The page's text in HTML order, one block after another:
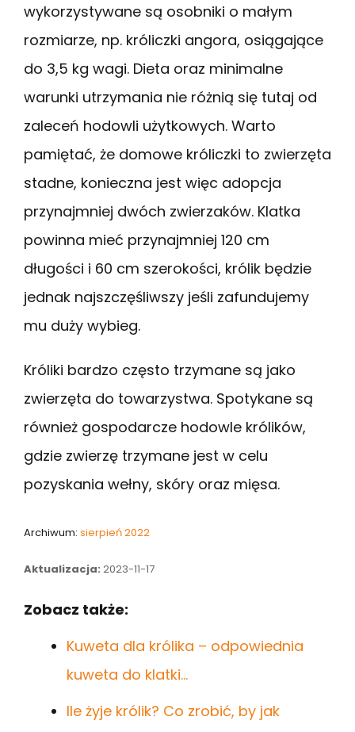
wykorzystywane są osobniki o małym
rozmiarze, np. króliczki angora, osiągające
do 3,5 kg wagi. Dieta oraz minimalne
warunki utrzymania nie różnią się tutaj od
zaleceń hodowli użytkowych. Warto
pamiętać, że domowe króliczki to zwierzęta
stadne, konieczna jest więc adopcja
przynajmniej dwóch zwierzaków. Klatka
powinna mieć przynajmniej 120 cm
długości i 60 cm szerokości, królik będzie
jednak najszczęśliwszy jeśli zafundujemy
mu duży wybieg.
Króliki bardzo często trzymane są jako
zwierzęta do towarzystwa. Spotykane są
również gospodarcze hodowle królików,
gdzie zwierzę trzymane jest w celu
pozyskania wełny, skóry oraz mięsa.
Archiwum: sierpień 2022
Aktualizacja: 2023-11-17
Zobacz także:
Kuweta dla królika – odpowiednia
kuweta do klatki…
Ile żyje królik? Co zrobić, by jak